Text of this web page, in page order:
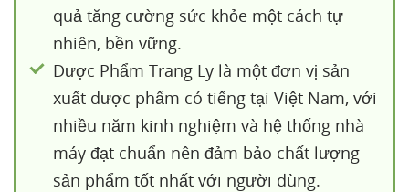
quả tăng cường sức khỏe một cách tự
nhiên, bền vững.
Dược Phẩm Trang Ly là một đơn vị sản
xuất dược phẩm có tiếng tại Việt Nam, với
nhiều năm kinh nghiệm và hệ thống nhà
máy đạt chuẩn nên đảm bảo chất lượng
sản phẩm tốt nhất với người dùng.